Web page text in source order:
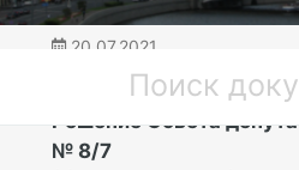
20.07.2021
ЮВАО |
Решение Совета
№ 8/7